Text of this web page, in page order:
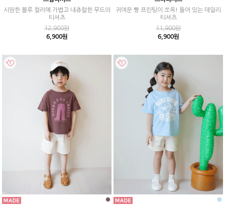
시원한 블루 컬러에 가볍고 내츄럴한 무드의
티셔츠
12,900원
6,900원
귀여운 빵 프린팅이 쏘옥! 들어 있는 데일리
티셔츠
11,900원
6,900원